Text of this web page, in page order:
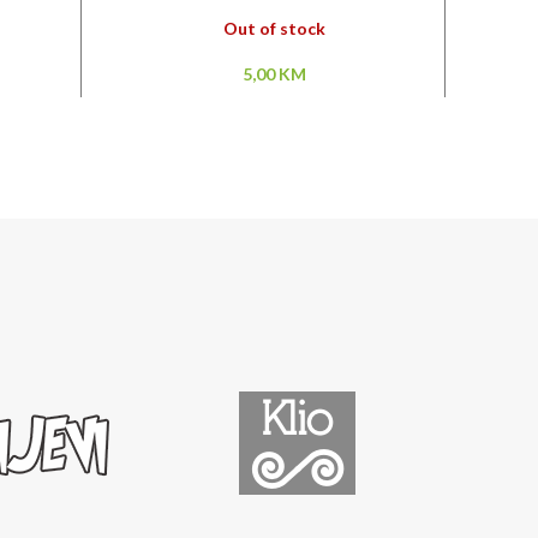
Out of stock
5,00KM